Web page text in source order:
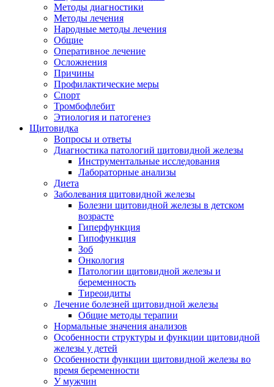
Методы диагностики
Методы лечения
Народные методы лечения
Общие
Оперативное лечение
Осложнения
Причины
Профилактические меры
Спорт
Тромбофлебит
Этиология и патогенез
Щитовидка
Вопросы и ответы
Диагностика патологий щитовидной железы
Инструментальные исследования
Лабораторные анализы
Диета
Заболевания щитовидной железы
Болезни щитовидной железы в детском
возрасте
Гиперфункция
Гипофункция
Зоб
Онкология
Патологии щитовидной железы и
беременность
Тиреоидиты
Лечение болезней щитовидной железы
Общие методы терапии
Нормальные значения анализов
Особенности структуры и функции щитовидной
железы у детей
Особенности функции щитовидной железы во
время беременности
У мужчин